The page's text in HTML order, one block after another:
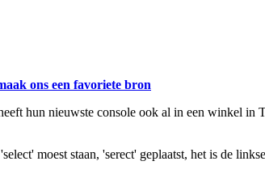
ons een favoriete bron
hun nieuwste console ook al in een winkel
moest staan, 'serect' geplaatst, het is de